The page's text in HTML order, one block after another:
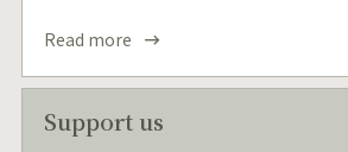
Read more
Support us